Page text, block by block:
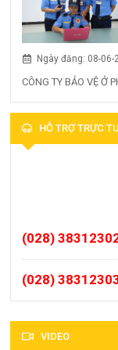
Ngày đăng: 08-06-
CÔNG TY BẢO VỆ Ở
HỖ TRỢ TRỰC
(028)
(028)
VIDEO